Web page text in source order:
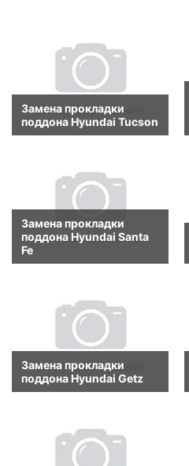
Замена прокладки
поддона Hyundai Tucson
Замена прокладки
поддона Hyundai Santa
Fe
Замена прокладки
поддона Hyundai Getz